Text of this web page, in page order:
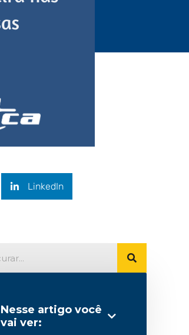
LinkedIn
Nesse artigo você
vai ver: